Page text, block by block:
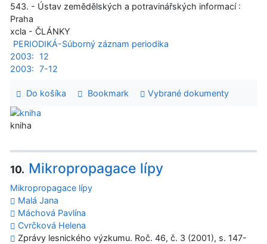
543. - Ústav zemědělských a potravinářských informací :
Praha
xcla - ČLÁNKY
PERIODIKÁ-Súborný záznam periodika
2003:
12
2003: 7-12
Do košíka Bookmark Vybrané dokumenty
kniha
10. Mikropropagace lípy
Mikropropagace lípy
Malá Jana
Máchová Pavlína
Cvrčková Helena
Zprávy lesnického výzkumu. Roč. 46, č. 3 (2001), s. 147-